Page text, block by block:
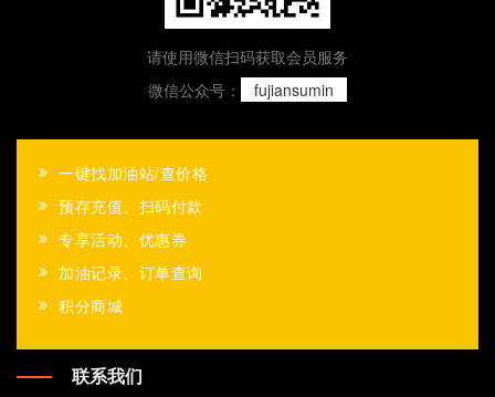
请使用微信扫码获取会员服务
微信公众号：
fujiansumin
一键找加油站/查价格
预存充值、扫码付款
专享活动、优惠券
加油记录、订单查询
积分商城
联系我们